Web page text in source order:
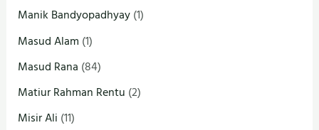
Manik Bandyopadhyay(1)
Masud Alam (1)
Masud Rana (84)
Matiur Rahman Rentu (2)
Misir Ali (11)